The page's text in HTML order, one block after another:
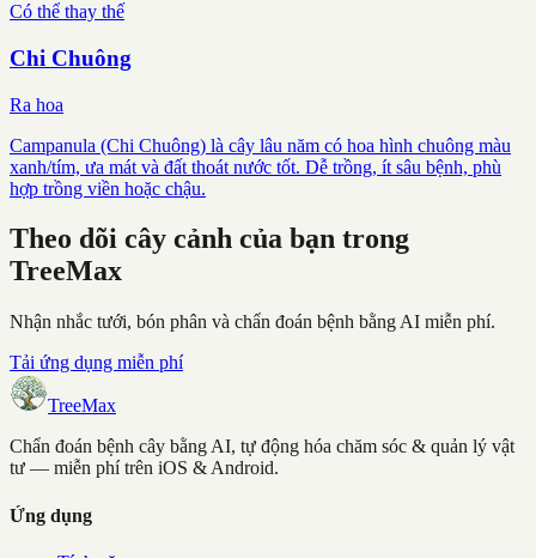
Có thể thay thế
Chi Chuông
Ra hoa
Campanula (Chi Chuông) là cây lâu năm có hoa hình chuông màu
xanh/tím, ưa mát và đất thoát nước tốt. Dễ trồng, ít sâu bệnh, phù
hợp trồng viền hoặc chậu.
Theo dõi cây cảnh của bạn trong
TreeMax
Nhận nhắc tưới, bón phân và chẩn đoán bệnh bằng AI miễn phí.
Tải ứng dụng miễn phí
TreeMax
Chẩn đoán bệnh cây bằng AI, tự động hóa chăm sóc & quản lý vật
tư — miễn phí trên iOS & Android.
Ứng dụng